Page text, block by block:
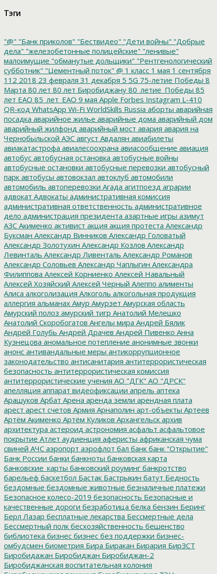
Тэги
"@" "Банк приколов" "Бествидео" "Дети войны" "Добрые
дела" "железобетонные полицейские" "ленивые"
малоимущие "обманутые дольщики" "Рентгенологический
субботник" "Цементный поток" @ 1 класс 1 мая 1 сентября
112 2018 23 февраля 31 декабря 5 5G 75-летие Победы 8
Марта 80 лет 80 лет Биробиджану 80_летие_Победы 85
лет ЕАО 85_лет_ЕАО 9 мая Apple Forbes Instagram L-410
QR-код WhatsApp Wi-Fi WorldSkills Russia аборты аварийная
посадка аварийное жилье аварийные дома аварийный дом
аварийный жилфонд аварийный мост авария авария на
Чернобыльской АЭС август Авдалян авиабилеты
авиакатастрофа авиалесоохрана авиасообщение авиация
автобус автобусная остановка автобусные войны
автобусные остановки автобусные перевозки автобусный
парк автобусы автовокзал автоклуб автомобили
автомобиль автоперевозки Агада агитпоезд аграрии
адвокат Адвокаты административная комиссия
административная ответственность административное
дело администрация президента азартные игры азимут
АЗС Акименко активист акция акция протеста Александр
Буксман Александр Винников Александр Головатый
Александр Золотухин Александр Козлов Александр
Левинталь Александр Ливенталь Александр Романов
Александр Соловьев Александр Чаплыгин Александра
Филиппова Алексей Корниенко Алексей Навальный
Алексей Хозяйский Алексей Черный Алеппо алименты
Алиса алкоголизация Алкоголь алкогольная продукция
аллергия альманах Амур Амурзет Амурская область
Амурский полоз амурский тигр Анатолий Мелешко
Анатолий Скоробогатов Ангелы мира Андрей Бялик
Андрей Голубь Андрей Драчев Андрей Пивенко Анна
Кузнецова аномальное потепление анонимные звонки
анонс антивандальные меры антикоррупционное
законодательство антисанитария антитеррористическая
безопасность антитеррористическая комиссия
антитеррористические учения АО "ДГК" АО "ДРСК"
апелляция аппарат видеофиксации апрель аптека
Арашуков Арбат Арена аренда земли арендная плата
арест арест счетов Армия Арнаполин арт-объекты Артеев
Артём Акименко Артём Куликов Архангельск архив
архитектура астероид астрономия асфальт асфальтовое
покрытие Атлет аудиенция аферисты африканская чума
свиней АЧС аэропорт аэрофлот бал банк банк "Открытие"
Банк России банки банкноты банковская карта
банковские_карты банковский роуминг банкротство
барельеф баскетбол Бастак Бастрыкин батут Бедность
бездомные бездомные животные безналичные платежи
Безопасное колесо-2019 безопасность Безопасные и
качественные дороги безработица белка бензин Беринг
Берл Лазар бесплатные лекарства Бессмертные дела
Бессмертный полк бесхозяйственность бешенство
библиотека бизнес бизнес без поддержки бизнес-
омбудсмен биометрия Бира Биракан Бирария БирЗСТ
Биробидажан Биробиджан Биробиджан-2
Биробиджанская воспитательная колония